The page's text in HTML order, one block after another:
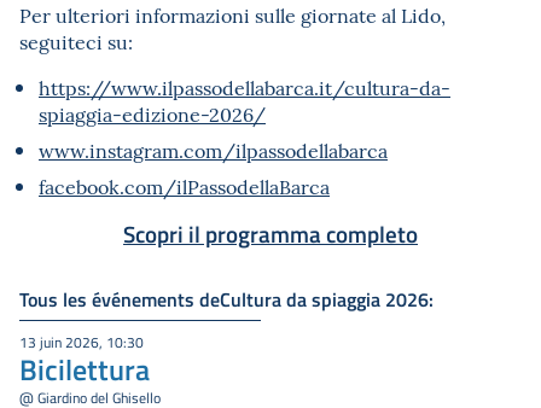
Per ulteriori informazioni sulle giornate al Lido,
seguiteci su:
https://www.ilpassodellabarca.it/cultura-da-
spiaggia-edizione-2026/
www.instagram.com/ilpassodellabarca
facebook.com/ilPassodellaBarca
Scopri il programma completo
Tous les événements deCultura da spiaggia 2026:
13 juin 2026, 10:30
Bicilettura
@ Giardino del Ghisello